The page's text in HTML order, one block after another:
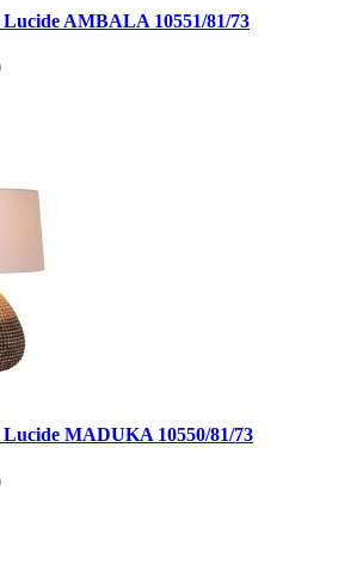
AMBALA 10551/81/73
MADUKA 10550/81/73